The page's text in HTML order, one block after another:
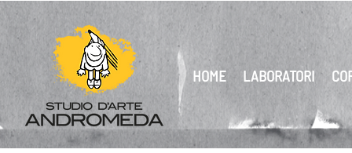
HOME LABORATORI